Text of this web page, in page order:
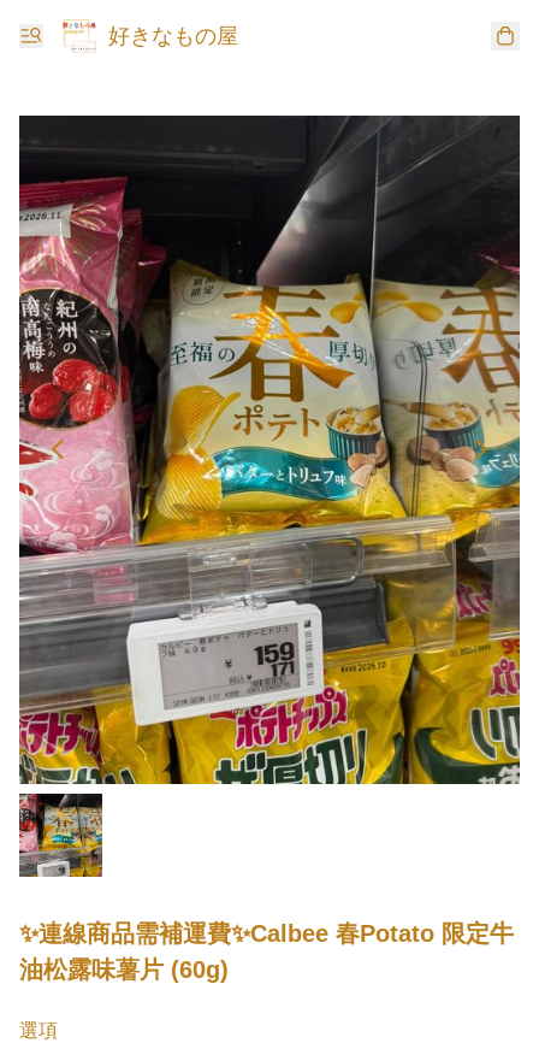
好きなもの屋
✨連線商品需補運費✨Calbee 春Potato 限定牛
油松露味薯片 (60g)
選項